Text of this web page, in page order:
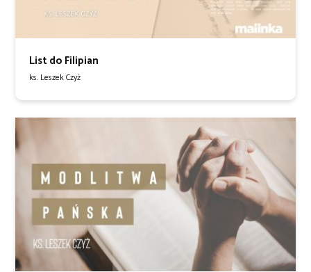
List do Filipian
ks. Leszek Czyż